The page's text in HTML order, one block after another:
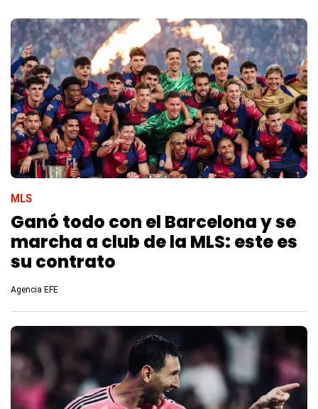
MLS
Ganó todo con el Barcelona y se
marcha a club de la MLS: este es
su contrato
Agencia EFE